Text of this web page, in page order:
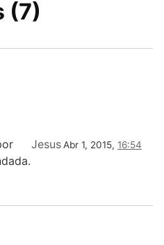
(7)
JesusAbr 1, 2015, 16:54